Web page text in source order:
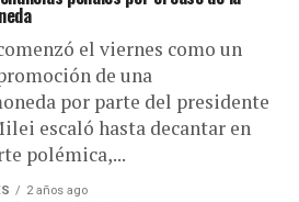
el viernes como un
de una
por parte del presidente
escaló hasta decantar en
polémica,...
2 años ago